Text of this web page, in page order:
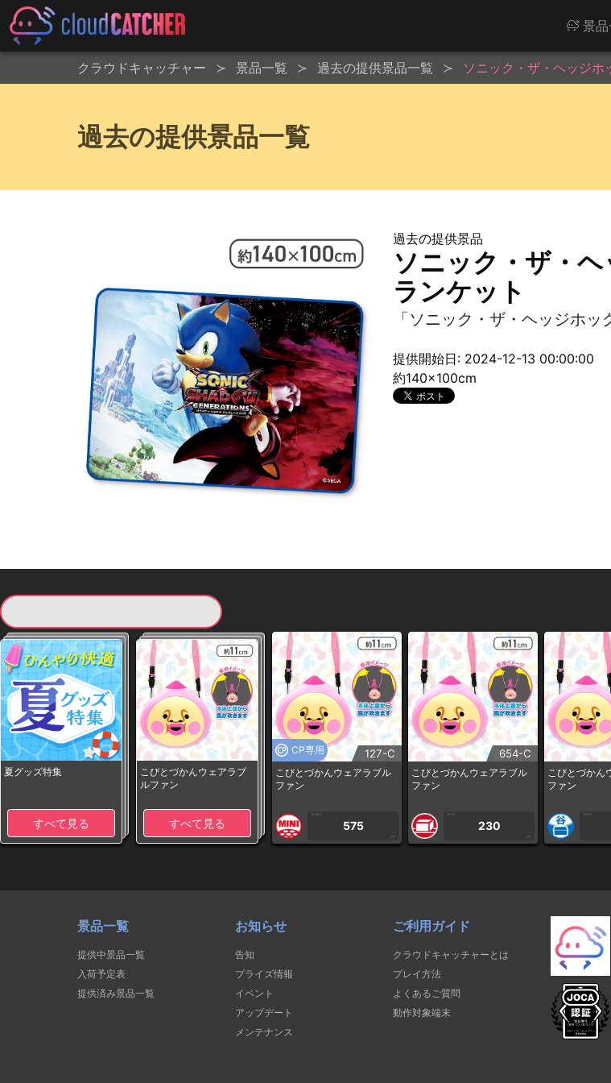
景
クラウドキャッチャー 景品一覧 過去の提供景品一覧 ソニック・ザ・ヘッジホ
過去の提供景品一覧
過去の提供景品
ソニック・ザ・
ランケット
「ソニック・ザ・ヘッジホ
提供開始日: 2024-12-13 00:00:00
約140×100cm
夏グッズ特集
すべて見る
こびとづかんウェアラブ
ルファン
すべて見る
CP専用 127-C
こびとづかんウェアラブル
ファン
1PLAY
575
CP
654-C
こびとづかんウェアラブル
ファン
1PLAY
230
CP
こびとづかん
ファン
1PLAY
景品一覧
提供中景品一覧
入荷予定表
提供済み景品一覧
お知らせ
告知
プライズ情報
イベント
アップデート
メンテナンス
ご利用ガイド
クラウドキャッチャーとは
プレイ方法
よくあるご質問
動作対象端末